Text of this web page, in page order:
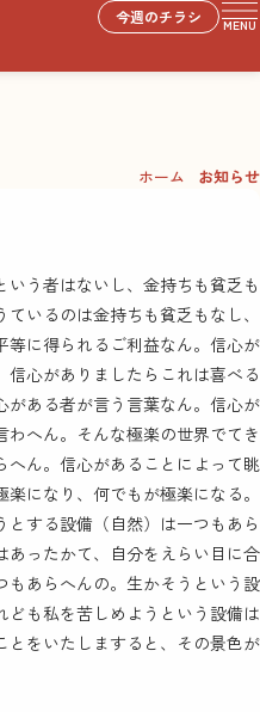
今週のチラシ MENU
ホーム お知らせ
う者はないし、金持ちも貧乏も
いるのは金持ちも貧乏もなし、
等に得られるご利益なん。信心が
心がありましたらこれは喜べる
がある者が言う言葉なん。信心が
へん。そんな極楽の世界でてき
へん。信心があることによって眺
になり、何でもが極楽になる。
する設備（自然）は一つもあら
あったかて、自分をえらい目に合
もあらへんの。生かそうという設
も私を苦しめようという設備は
とをいたしますると、その景色が